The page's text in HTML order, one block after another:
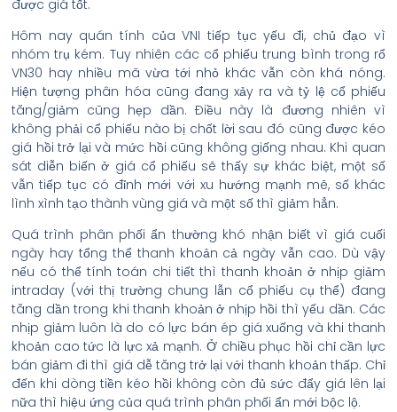
được giá tốt.
Hôm nay quán tính của VNI tiếp tục yếu đi, chủ đạo vì
nhóm trụ kém. Tuy nhiên các cổ phiếu trung bình trong rổ
VN30 hay nhiều mã vừa tới nhỏ khác vẫn còn khá nóng.
Hiện tượng phân hóa cũng đang xảy ra và tỷ lệ cổ phiếu
tăng/giảm cũng hẹp dần. Điều này là đương nhiên vì
không phải cổ phiếu nào bị chốt lời sau đó cũng được kéo
giá hồi trở lại và mức hồi cũng không giống nhau. Khi quan
sát diễn biến ở giá cổ phiếu sẽ thấy sự khác biệt, một số
vẫn tiếp tục có đỉnh mới với xu hướng mạnh mẽ, số khác
lình xình tạo thành vùng giá và một số thì giảm hẳn.
Quá trình phân phối ẩn thường khó nhận biết vì giá cuối
ngày hay tổng thể thanh khoản cả ngày vẫn cao. Dù vậy
nếu có thể tính toán chi tiết thì thanh khoản ở nhịp giảm
intraday (với thị trường chung lẫn cổ phiếu cụ thể) đang
tăng dần trong khi thanh khoản ở nhịp hồi thì yếu dần. Các
nhịp giảm luôn là do có lực bán ép giá xuống và khi thanh
khoản cao tức là lực xả mạnh. Ở chiều phục hồi chỉ cần lực
bán giảm đi thì giá dễ tăng trở lại với thanh khoản thấp. Chỉ
đến khi dòng tiền kéo hồi không còn đủ sức đẩy giá lên lại
nữa thì hiệu ứng của quá trình phân phối ẩn mới bộc lộ.